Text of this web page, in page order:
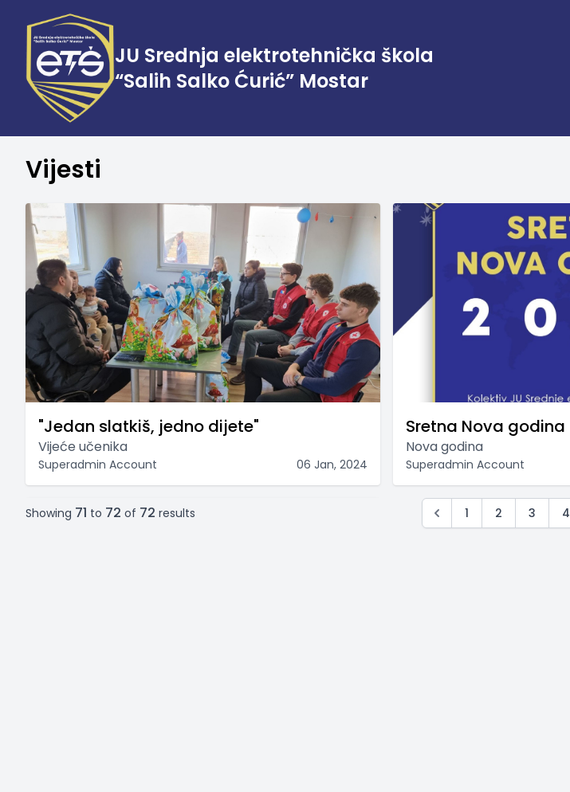
JU Srednja elektrotehnička škola
“Salih Salko Ćurić” Mostar
Vijesti
"Jedan slatkiš, jedno dijete"
Vijeće učenika
Superadmin Account 06 Jan, 2024
Sretna Nova godina
Nova godina
Superadmin Account
Showing 71 to 72 of 72 results 1 2 3 4